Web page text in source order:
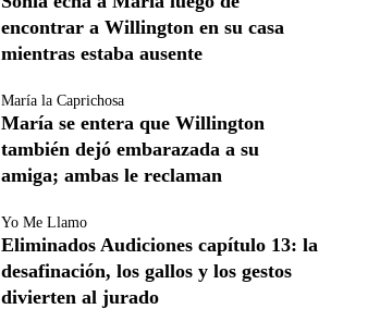
encontrar a Willington en su casa
mientras estaba ausente
María la Caprichosa
María se entera que Willington
también dejó embarazada a su
amiga; ambas le reclaman
Yo Me Llamo
Eliminados Audiciones capítulo 13: la
desafinación, los gallos y los gestos
divierten al jurado